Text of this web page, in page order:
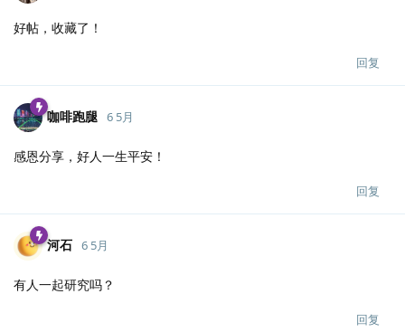
好帖，收藏了！
回复
咖啡跑腿 6 5月
感恩分享，好人一生平安！
回复
河石 6 5月
有人一起研究吗？
回复